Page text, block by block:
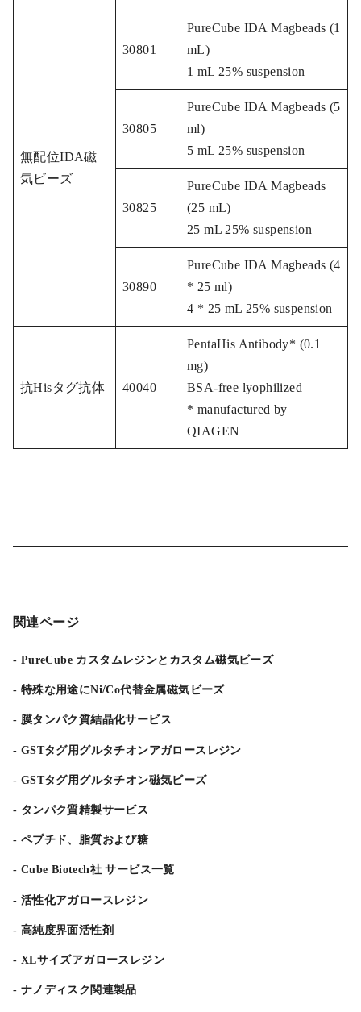
無配位IDA磁
気ビーズ
30801
PureCube IDA Magbeads (1
mL)
1 mL 25% suspension
30805
PureCube IDA Magbeads (5
ml)
5 mL 25% suspension
30825
PureCube IDA Magbeads
(25 mL)
25 mL 25% suspension
30890
PureCube IDA Magbeads (4
* 25 ml)
4 * 25 mL 25% suspension
抗Hisタグ抗体 40040
PentaHis Antibody* (0.1
mg)
BSA-free lyophilized
* manufactured by
QIAGEN
関連ページ
PureCube カスタムレジンとカスタム磁気ビーズ
特殊な用途にNi/Co代替金属磁気ビーズ
膜タンパク質結晶化サービス
GSTタグ用グルタチオンアガロースレジン
GSTタグ用グルタチオン磁気ビーズ
タンパク質精製サービス
ペプチド、脂質および糖
Cube Biotech社 サービス一覧
活性化アガロースレジン
高純度界面活性剤
XLサイズアガロースレジン
ナノディスク関連製品